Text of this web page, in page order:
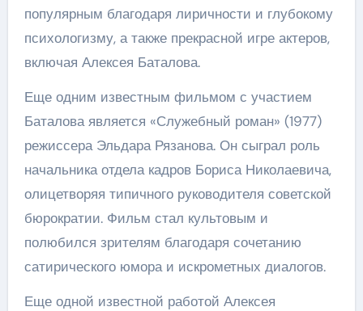
популярным благодаря лиричности и глубокому
психологизму, а также прекрасной игре актеров,
включая Алексея Баталова.
Еще одним известным фильмом с участием
Баталова является «Служебный роман» (1977)
режиссера Эльдара Рязанова. Он сыграл роль
начальника отдела кадров Бориса Николаевича,
олицетворяя типичного руководителя советской
бюрократии. Фильм стал культовым и
полюбился зрителям благодаря сочетанию
сатирического юмора и искрометных диалогов.
Еще одной известной работой Алексея